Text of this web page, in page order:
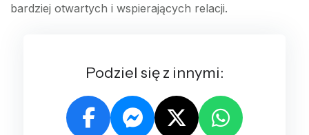
bardziej otwartych i wspierających relacji.
Podziel się z innymi: